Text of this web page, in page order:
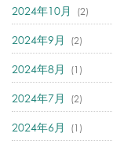
2024年10月 (2)
2024年9月 (2)
2024年8月 (1)
2024年7月 (2)
2024年6月 (1)